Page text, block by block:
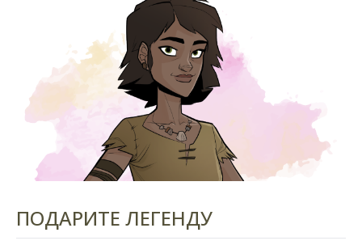
ПОДАРИТЕ ЛЕГЕНДУ